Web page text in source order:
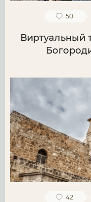
50
Виртуальный
42